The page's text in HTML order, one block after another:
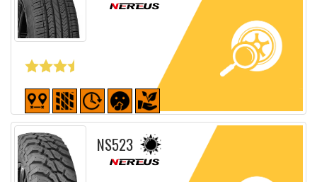
Fiche détaillée
NS523